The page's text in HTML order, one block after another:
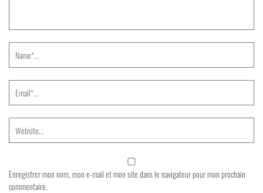
Enregistrer mon nom, mon e-mail et mon site dans le navigateur pour mon prochain
commentaire.